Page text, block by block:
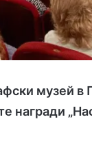
музей в
награди